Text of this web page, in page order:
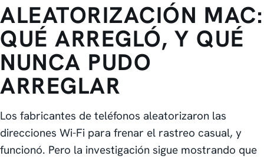
ALEATORIZACIÓN MAC:
QUÉ ARREGLÓ, Y QUÉ
NUNCA PUDO
ARREGLAR
Los fabricantes de teléfonos aleatorizaron las
direcciones Wi-Fi para frenar el rastreo casual, y
funcionó. Pero la investigación sigue mostrando que